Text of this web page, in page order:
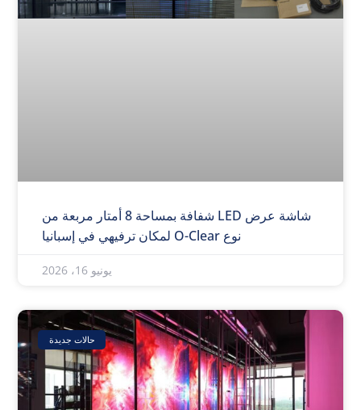
شاشة عرض LED شفافة بمساحة 8 أمتار مربعة من
نوع O-Clear لمكان ترفيهي في إسبانيا
يونيو 16، 2026
حالات جديدة